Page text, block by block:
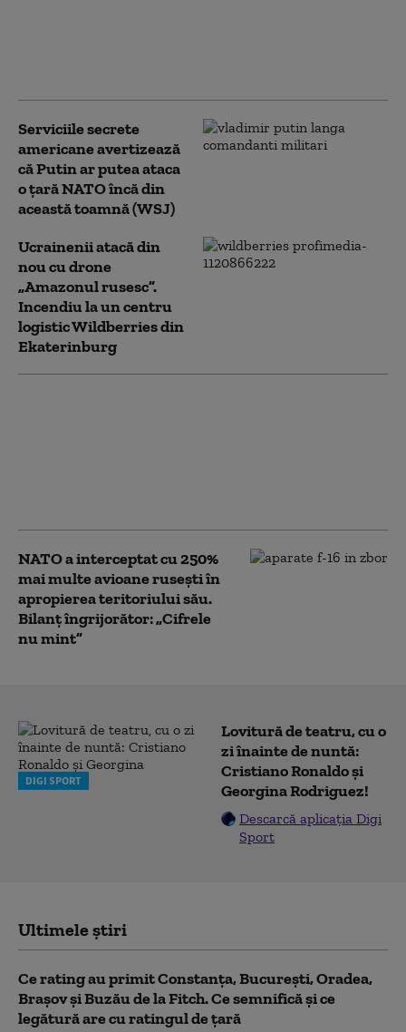
Serviciile secrete
americane avertizează
că Putin ar putea ataca
o țară NATO încă din
această toamnă (WSJ)
Ucrainenii atacă din
nou cu drone
„Amazonul rusesc”.
Incendiu la un centru
logistic Wildberries din
Ekaterinburg
NATO a interceptat cu 250%
mai multe avioane rusești în
apropierea teritoriului său.
Bilanț îngrijorător: „Cifrele
nu mint”
DIGI SPORT
Lovitură de teatru, cu o
zi înainte de nuntă:
Cristiano Ronaldo și
Georgina Rodriguez!
Descarcă aplicația Digi
Sport
Ultimele știri
Ce rating au primit Constanța, București, Oradea,
Brașov și Buzău de la Fitch. Ce semnifică și ce
legătură are cu ratingul de țară